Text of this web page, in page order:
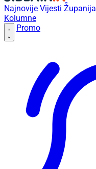
Najnovije Vijesti Županija
Kolumne
Promo